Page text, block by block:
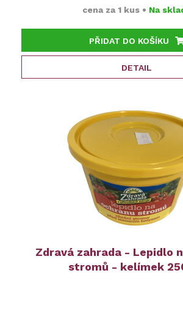
cena za 1 kus • Na
PŘIDAT DO KOŠÍKU
DETAIL
Zdravá zahrada - Lepidlo
stromů - kelímek